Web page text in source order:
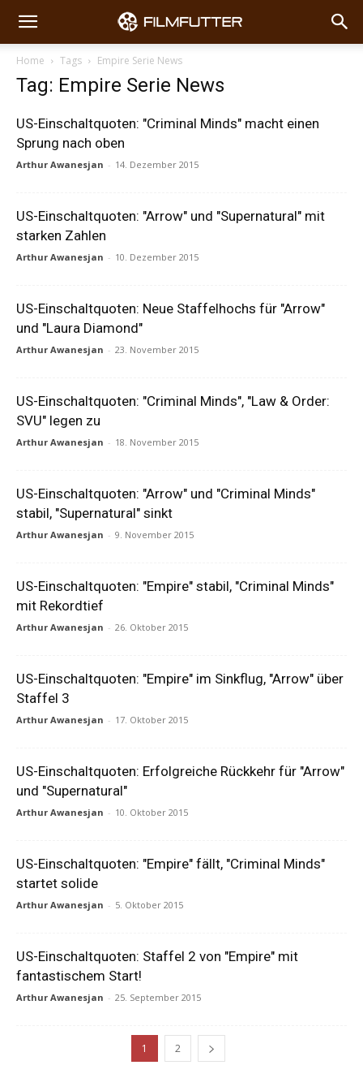
Home Tags Empire Serie News
Tag: Empire Serie News
US-Einschaltquoten: "Criminal Minds" macht einen
Sprung nach oben
Arthur Awanesjan - 14. Dezember 2015
US-Einschaltquoten: "Arrow" und "Supernatural" mit
starken Zahlen
Arthur Awanesjan - 10. Dezember 2015
US-Einschaltquoten: Neue Staffelhochs für "Arrow"
und "Laura Diamond"
Arthur Awanesjan - 23. November 2015
US-Einschaltquoten: "Criminal Minds", "Law & Order:
SVU" legen zu
Arthur Awanesjan - 18. November 2015
US-Einschaltquoten: "Arrow" und "Criminal Minds"
stabil, "Supernatural" sinkt
Arthur Awanesjan - 9. November 2015
US-Einschaltquoten: "Empire" stabil, "Criminal Minds"
mit Rekordtief
Arthur Awanesjan - 26. Oktober 2015
US-Einschaltquoten: "Empire" im Sinkflug, "Arrow" über
Staffel 3
Arthur Awanesjan - 17. Oktober 2015
US-Einschaltquoten: Erfolgreiche Rückkehr für "Arrow"
und "Supernatural"
Arthur Awanesjan - 10. Oktober 2015
US-Einschaltquoten: "Empire" fällt, "Criminal Minds"
startet solide
Arthur Awanesjan - 5. Oktober 2015
US-Einschaltquoten: Staffel 2 von "Empire" mit
fantastischem Start!
Arthur Awanesjan - 25. September 2015
1 2